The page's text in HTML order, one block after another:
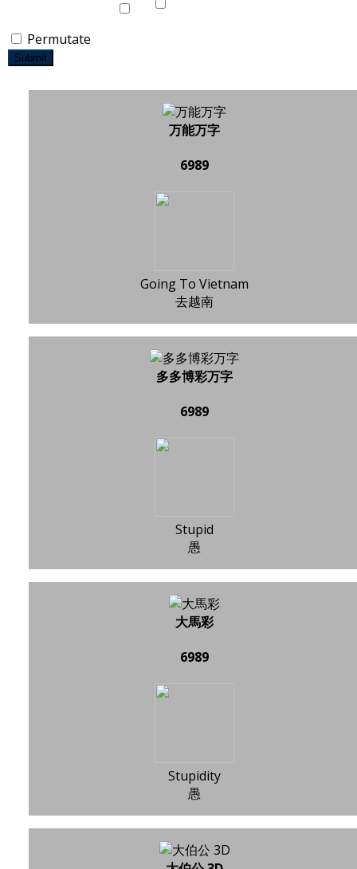
Permutate
Submit
万能万字
6989
Going To Vietnam
去越南
多多博彩万字
6989
Stupid
愚
大馬彩
6989
Stupidity
愚